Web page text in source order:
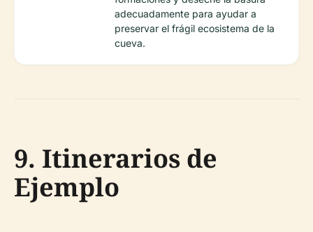
adecuadamente para ayudar a
preservar el frágil ecosistema de la
cueva.
9. Itinerarios de
Ejemplo